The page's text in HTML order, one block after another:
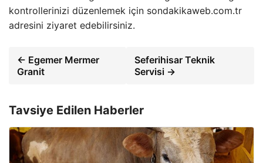
kontrollerinizi düzenlemek için sondakikaweb.com.tr
adresini ziyaret edebilirsiniz.
← Egemer Mermer
Granit
Seferihisar Teknik
Servisi →
Tavsiye Edilen Haberler